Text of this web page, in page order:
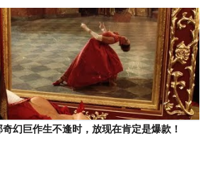
奇幻巨作生不逢时，放现在肯定是爆款！